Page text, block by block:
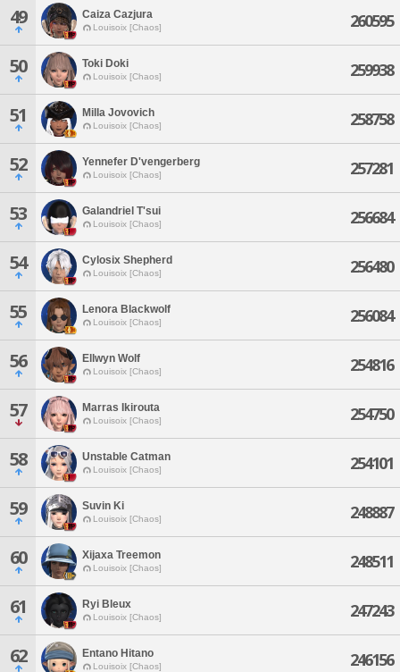
49 Caiza Cazjura
Louisoix [Chaos] 260595
50 Toki Doki
Louisoix [Chaos] 259938
51 Milla Jovovich
Louisoix [Chaos] 258758
52 Yennefer D'vengerberg
Louisoix [Chaos] 257281
53 Galandriel T'sui
Louisoix [Chaos] 256684
54 Cylosix Shepherd
Louisoix [Chaos] 256480
55 Lenora Blackwolf
Louisoix [Chaos] 256084
56 Ellwyn Wolf
Louisoix [Chaos] 254816
57 Marras Ikirouta
Louisoix [Chaos] 254750
58 Unstable Catman
Louisoix [Chaos] 254101
59 Suvin Ki
Louisoix [Chaos] 248887
60 Xijaxa Treemon
Louisoix [Chaos] 248511
61 Ryi Bleux
Louisoix [Chaos] 247243
62 Entano Hitano
Louisoix [Chaos] 246156